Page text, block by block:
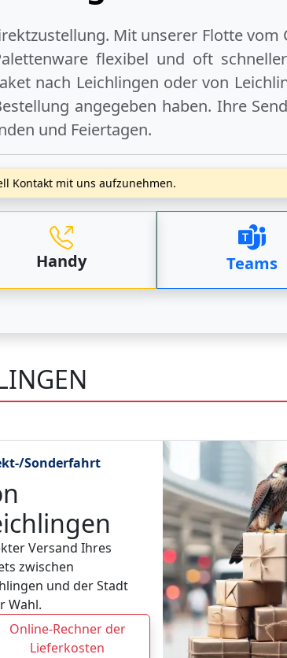
Mit unserer Flotte vom
flexibel und oft
nach Leichlingen odervon
angegeben haben. Ihre
und Feiertagen.
Kontakt mit uns aufzunehmen.
Handy Teams
Sonderfahrt
Versand Ihres
zwischen
und der Stadt
Wahl.
Online-Rechner der
Lieferkosten